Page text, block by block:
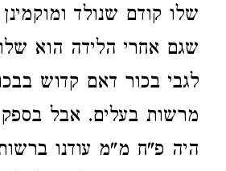
שלו קודם שנולד
שגם אחרי הלידה הוא
לגבי בכור דאם קדוש
מרשות בעלים. אבל
היה פ"ח מ"מ עודנו